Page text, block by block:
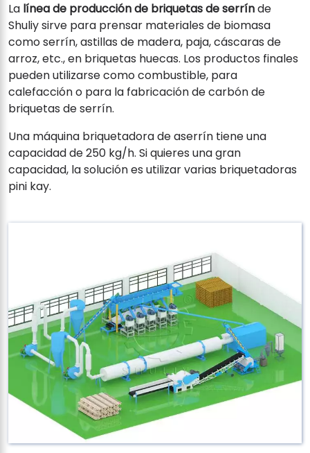
La línea de producción de briquetas de serrínde
Shuliy sirve para prensar materiales de biomasa
como serrín, astillas de madera, paja, cáscaras de
arroz, etc., en briquetas huecas. Los productos finales
pueden utilizarse como combustible, para
calefacción o para la fabricación de carbón de
briquetas de serrín.
Una máquina briquetadora de aserrín tiene una
capacidad de 250 kg/h. Si quieres una gran
capacidad, la solución es utilizar varias briquetadoras
pini kay.